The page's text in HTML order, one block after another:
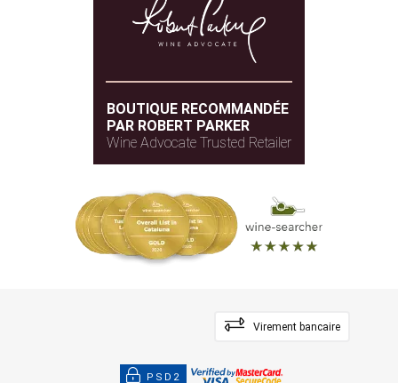
BOUTIQUE RECOMMANDÉE
PAR ROBERT PARKER
Wine Advocate Trusted Retailer
Virement bancaire
PSD2